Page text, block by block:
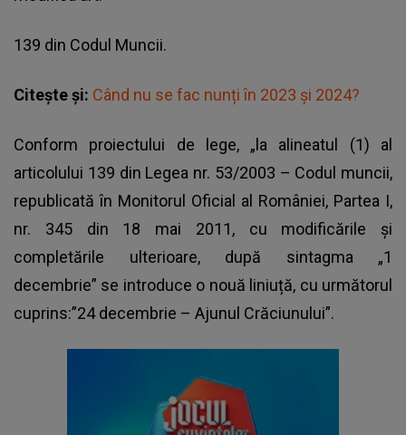
139 din Codul Muncii.
Citește și: Când nu se fac nunți în 2023 și 2024?
Conform proiectului de lege, „la alineatul (1) al
articolului 139 din Legea nr. 53/2003 – Codul muncii,
republicată în Monitorul Oficial al României, Partea I,
nr. 345 din 18 mai 2011, cu modificările și
completările ulterioare, după sintagma „1
decembrie” se introduce o nouă liniuță, cu următorul
cuprins:”24 decembrie – Ajunul Crăciunului”.